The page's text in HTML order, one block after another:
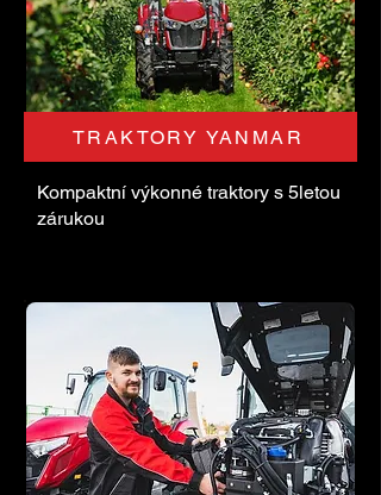
TRAKTORY YANMAR
Kompaktní výkonné traktory s 5letou
zárukou